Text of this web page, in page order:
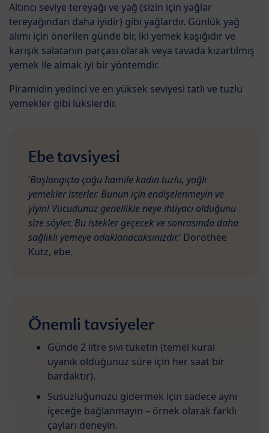
Altıncı seviye tereyağı ve yağ (sizin için yağlar
tereyağından daha iyidir) gibi yağlardır. Günlük yağ
alımı için önerilen günde bir, iki yemek kaşığıdır ve
karışık salatanın parçası olarak veya tavada kızartılmış
yemek ile almak iyi bir yöntemdir.
Piramidin yedinci ve en yüksek seviyesi tatlı ve tuzlu
yemekler gibi lükslerdir.
Ebe tavsiyesi
’Başlangıçta çoğu hamile kadın tuzlu, yağlı
yemekler isterler. Bunun için endişelenmeyin ve
yiyin! Vücudunuz genellikle neye ihtiyacı olduğunu
size söyler. Bu istekler geçecek ve sonrasında daha
sağlıklı yemeye odaklanacaksınızdır.’ Dorothee
Kutz, ebe.
Önemli tavsiyeler
Günde 2 litre sıvı tüketin (temel kural
uyanık olduğunuz süre için her saat bir
bardaktır).
Susuzluğunuzu gidermek için sadece aynı
içeceğe bağlanmayın – örnek olarak farklı
çayları deneyin.